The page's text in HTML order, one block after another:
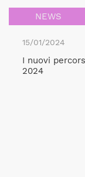
NEWS
15/01/2024
I nuovi
2024